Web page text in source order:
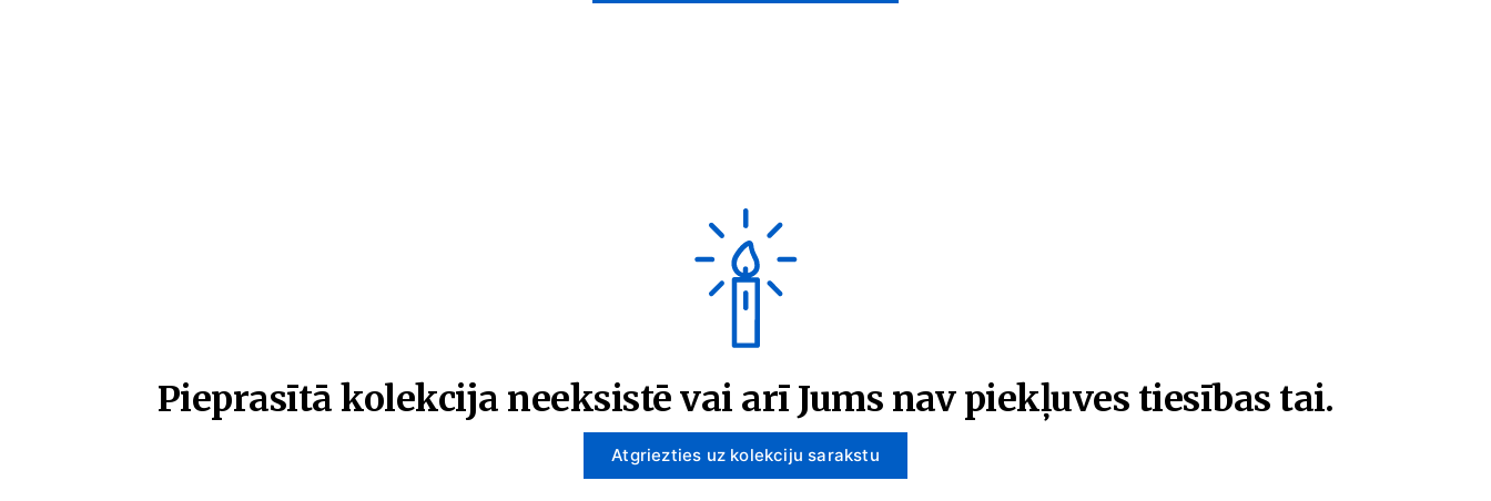
Pieprasītā kolekcija neeksistē vai arī Jums nav piekļuves tiesības tai.
Atgriezties uz kolekciju sarakstu